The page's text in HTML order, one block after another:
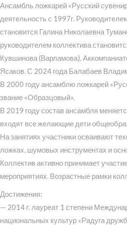
Ансамбль ложкарей «Русский
деятельность с 1997г.
становится Галина Николаевна
руководителем коллектива
Кувшинова (Варламова).
Ясаков. С 2024 года Балабаев
В 2000 году ансамблю ложкарей
звание «Образцовый».
В 2019 году состав ансамбля
входят все желающие дети
На занятиях участники осваивают
ложках, шумовых инструментах и
Коллектив активно принимает
мероприятиях. Возрастные рамки
Достижения:
— 2014 г. лауреат 1 степени
национальных культур «Радуга